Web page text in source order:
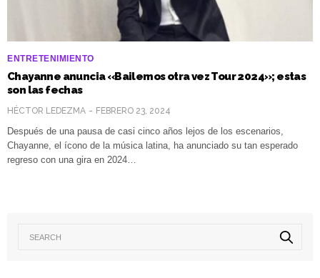
ENTRETENIMIENTO
Chayanne anuncia «Bailemos otra vez Tour 2024»; estas
son las fechas
HÉCTOR LEDEZMA FEBRERO 23, 2024
Después de una pausa de casi cinco años lejos de los escenarios,
Chayanne, el ícono de la música latina, ha anunciado su tan esperado
regreso con una gira en 2024…